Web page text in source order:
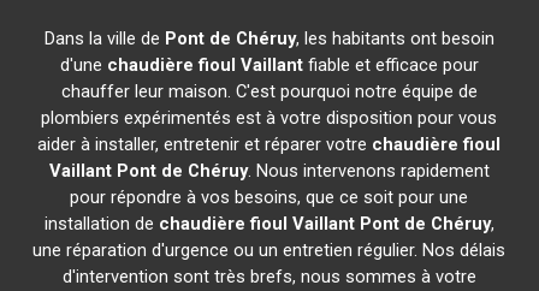
Dans la ville de Pont de Chéruy, les habitants ont besoin
d'une chaudière fioul Vaillantfiable et efficace pour
chauffer leur maison. C'est pourquoi notre équipe de
plombiers expérimentés est à votre disposition pour vous
aider à installer, entretenir et réparer votre chaudière fioul
Vaillant Pont de Chéruy. Nous intervenons rapidement
pour répondre à vos besoins, que ce soit pour une
installation de chaudière fioul Vaillant Pont de Chéruy,
une réparation d'urgence ou un entretien régulier. Nos délais
d'intervention sont très brefs, nous sommes à votre